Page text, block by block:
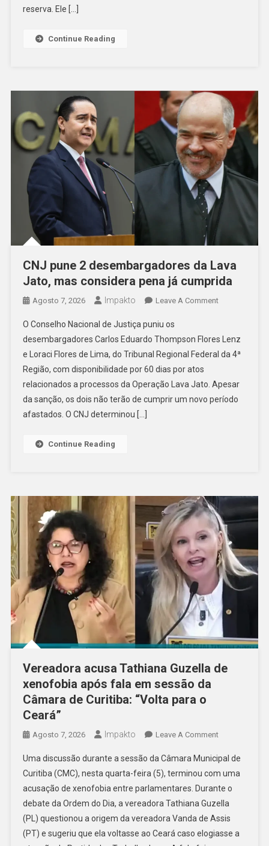
reserva. Ele […]
Continue Reading
CNJ pune 2 desembargadores da Lava
Jato, mas considera pena já cumprida
Agosto 7, 2026 Impakto Leave A CommentOn
2
Lava
Jato,
O Conselho Nacional de Justiça puniu os
desembargadores Carlos Eduardo Thompson Flores Lenz
e Loraci Flores de Lima, do Tribunal Regional Federal da 4ª
Região, com disponibilidade por 60 dias por atos
relacionados a processos da Operação Lava Jato. Apesar
da sanção, os dois não terão de cumprir um novo período
afastados. O CNJ determinou […]
Continue Reading
Vereadora acusa Tathiana Guzella de
xenofobia após fala em sessão da
Câmara de Curitiba: “Volta para o
Ceará”
Agosto 7, 2026 Impakto Leave A CommentOn
Acusa
Tathiana
Guzella
De
Xenofobia
Após
Uma discussão durante a sessão da Câmara Municipal de
Curitiba (CMC), nesta quarta-feira (5), terminou com uma
acusação de xenofobia entre parlamentares. Durante o
debate da Ordem do Dia, a vereadora Tathiana Guzella
(PL) questionou a origem da vereadora Vanda de Assis
(PT) e sugeriu que ela voltasse ao Ceará caso elogiasse a